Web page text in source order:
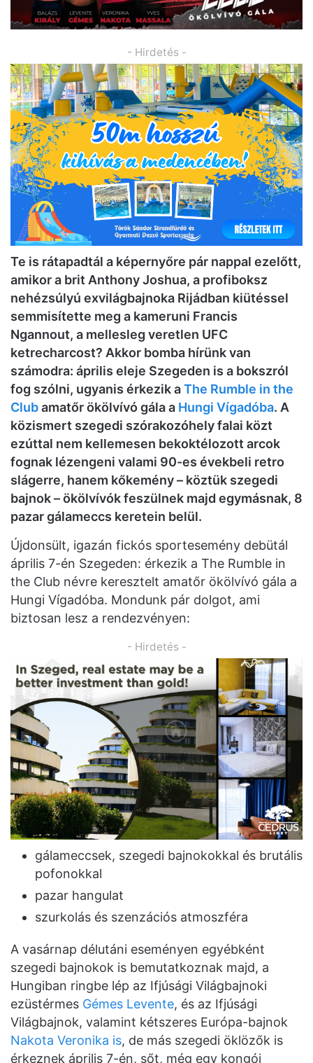
- Hirdetés -
Te is rátapadtál a képernyőre pár nappal ezelőtt,
amikor a brit Anthony Joshua, a profiboksz
nehézsúlyú exvilágbajnoka Rijádban kiütéssel
semmisítette meg a kameruni Francis
Ngannout, a mellesleg veretlen UFC
ketrecharcost? Akkor bomba hírünk van
számodra: április eleje Szegeden is a bokszról
fog szólni, ugyanis érkezik aThe Rumble in the
Clubamatőr ökölvívó gála a Hungi Vígadóba. A
közismert szegedi szórakozóhely falai közt
ezúttal nem kellemesen bekoktélozott arcok
fognak lézengeni valami 90-es évekbeli retro
slágerre, hanem kőkemény – köztük szegedi
bajnok – ökölvívók feszülnek majd egymásnak, 8
pazar gálameccs keretein belül.
Újdonsült, igazán fickós sportesemény debütál
április 7-én Szegeden: érkezik a The Rumble in
the Club névre keresztelt amatőr ökölvívó gála a
Hungi Vígadóba. Mondunk pár dolgot, ami
biztosan lesz a rendezvényen:
- Hirdetés -
gálameccsek, szegedi bajnokokkal és brutális
pofonokkal
pazar hangulat
szurkolás és szenzációs atmoszféra
A vasárnap délutáni eseményen egyébként
szegedi bajnokok is bemutatkoznak majd, a
Hungiban ringbe lép az Ifjúsági Világbajnoki
ezüstérmes Gémes Levente, és az Ifjúsági
Világbajnok, valamint kétszeres Európa-bajnok
Nakota Veronika is, de más szegedi öklözők is
érkeznek április 7-én, sőt, még egy kongói